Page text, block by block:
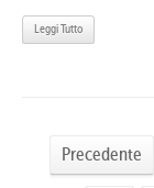
Leggi Tutto
Precedente